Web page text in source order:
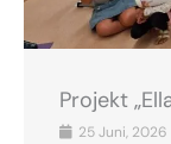
Projekt
25 Juni, 2026